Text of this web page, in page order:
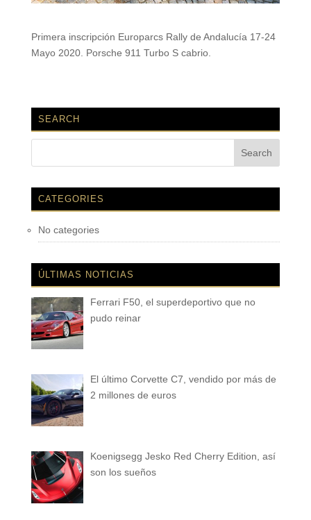
Primera inscripción Europarcs Rally de Andalucía 17-24
Mayo 2020. Porsche 911 Turbo S cabrio.
SEARCH
CATEGORIES
No categories
ÚLTIMAS NOTICIAS
Ferrari F50, el superdeportivo que no
pudo reinar
El último Corvette C7, vendido por más de
2 millones de euros
Koenigsegg Jesko Red Cherry Edition, así
son los sueños